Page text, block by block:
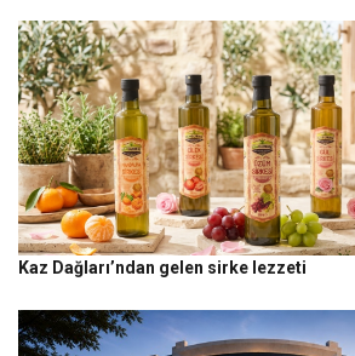
Kaz Dağları’ndan gelen sirke lezzeti